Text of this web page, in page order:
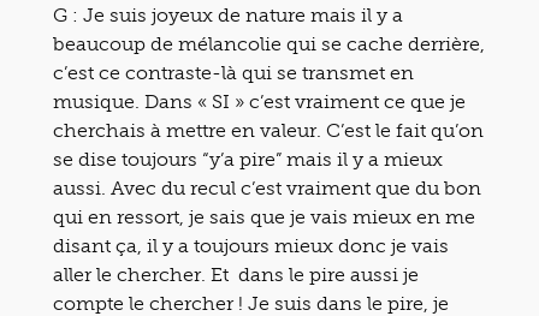
G : Je suis joyeux de nature mais il y a
beaucoup de mélancolie qui se cache derrière,
c’est ce contraste-là qui se transmet en
musique. Dans « SI » c’est vraiment ce que je
cherchais à mettre en valeur. C’est le fait qu’on
se dise toujours “y’a pire” mais il y a mieux
aussi. Avec du recul c’est vraiment que du bon
qui en ressort, je sais que je vais mieux en me
disant ça, il y a toujours mieux donc je vais
aller le chercher. Et dans le pire aussi je
compte le chercher ! Je suis dans le pire, je